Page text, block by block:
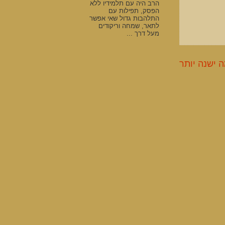
ישנה יותר
הרב היה עם תלמידיו ללא
הפסק, תפילות עם
התלהבות גדול שאי אפשר
לתאר, שמחה וריקודים
מעל דרך ...